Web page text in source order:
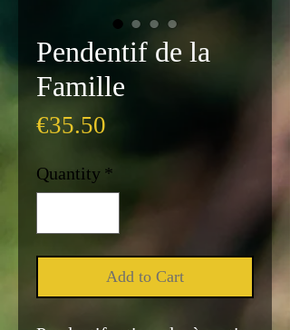
Pendentif de la
Famille
€35.50
Quantity *
Add to Cart